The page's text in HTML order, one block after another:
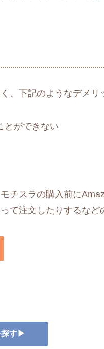
、下記のようなデメリ
とができない
チスラの購入前に
て注文したりするなど
探す▶